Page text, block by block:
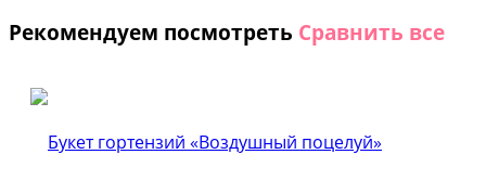
Рекомендуем посмотреть Сравнить все